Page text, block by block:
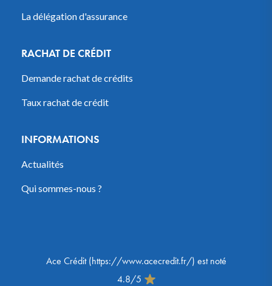
La délégation d'assurance
RACHAT DE CRÉDIT
Demande rachat de crédits
Taux rachat de crédit
INFORMATIONS
Actualités
Qui sommes-nous ?
Ace Crédit(https://www.acecredit.fr/) est noté
4.8/5